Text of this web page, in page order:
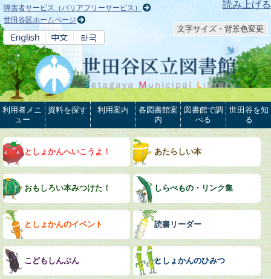
本文へ 読み上げる
障害者サービス（バリアフリーサービス）
世田谷区ホームページ
文字サイズ・背景色変更
利用者メニ
ュー
資料を探す 利用案内
各図書館案
内
図書館で調
べる
世田谷を知
る
としょかんへいこうよ！ あたらしい本
おもしろい本みつけた！ しらべもの・リンク集
としょかんのイベント 読書リーダー
こどもしんぶん としょかんのひみつ